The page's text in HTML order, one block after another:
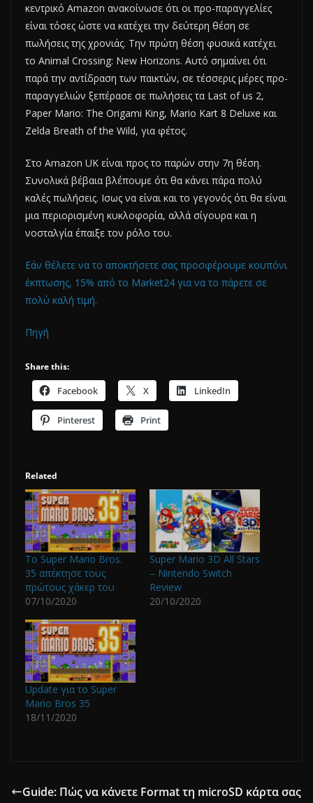
κεντρικό Amazon ανακοίνωσε ότι οι προ-παραγγελίες
είναι τόσες ώστε να κατέχει την δεύτερη θέση σε
πωλήσεις της χρονιάς. Την πρώτη θέση φυσικά κατέχει
το Animal Crossing: New Horizons. Αυτό σημαίνει ότι
παρά την αντίδραση των παικτών, σε τέσσερις μέρες προ-
παραγγελιών ξεπέρασε σε πωλήσεις τα Last of us 2,
Paper Mario: The Origami King, Mario Kart 8 Deluxe και
Zelda Breath of the Wild, για φέτος.
Στο Amazon UK είναι προς το παρών στην 7η θέση.
Συνολικά βέβαια βλέπουμε ότι θα κάνει πάρα πολύ
καλές πωλήσεις. Ισως να είναι και το γεγονός ότι θα είναι
μια περιορισμένη κυκλοφορία, αλλά σίγουρα και η
νοσταλγία έπαιξε τον ρόλο του.
Εάν θέλετε να το αποκτήσετε σας προσφέρουμε κουπόνι
έκπτωσης, 15% από το Market24 για να το πάρετε σε
πολύ καλή τιμή.
Πηγή
Share this:
Facebook X LinkedIn
Pinterest Print
Related
Το Super Mario Bros.
35 απέκτησε τους
πρώτους χάκερ του
07/10/2020
Super Mario 3D All Stars
– Nintendo Switch
Review
20/10/2020
Update για το Super
Mario Bros 35
18/11/2020
Guide: Πώς να κάνετε Format τη microSD κάρτα σας